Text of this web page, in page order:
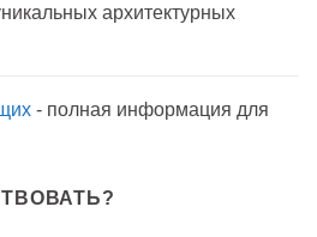
архитектурных
- полная информация для